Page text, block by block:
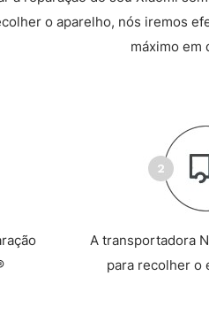
o aparelho, nós iremos
máximo em
A transportadora
para recolher o